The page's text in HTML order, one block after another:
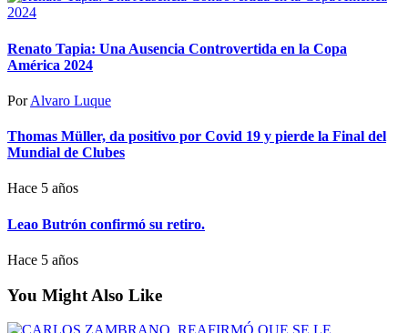
Renato Tapia: Una Ausencia Controvertida en la Copa
América 2024
Por Alvaro Luque
Thomas Müller, da positivo por Covid 19 y pierde la Final del
Mundial de Clubes
Hace 5 años
Leao Butrón confirmó su retiro.
Hace 5 años
You Might Also Like